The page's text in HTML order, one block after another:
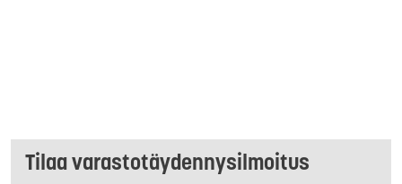
Tilaa varastotäydennysilmoitus